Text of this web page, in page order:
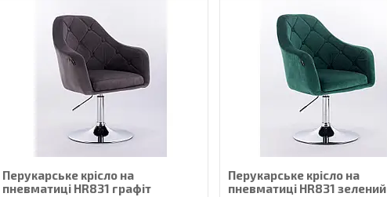
Перукарське крісло на
пневматиці HR831 графіт
Перукарське крісло на
пневматиці HR831 зелений